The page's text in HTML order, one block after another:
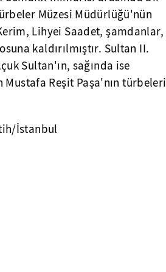
Müzesi Müdürlüğü'nün
Lihyei Saadet, şamdanlar,
kaldırılmıştır. Sultan II.
Sultan'ın, sağında ise
Reşit Paşa'nın türbeleri
İstanbul